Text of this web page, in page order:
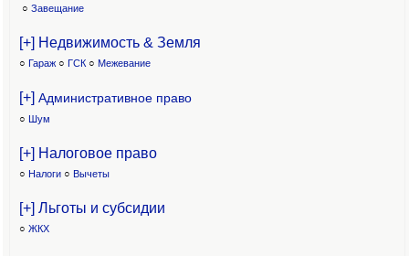
○ Завещание
[+] Недвижимость & Земля
○ Гараж ○ ГСК ○ Межевание
[+] Административное право
○ Шум
[+] Налоговое право
○ Налоги ○ Вычеты
[+] Льготы и субсидии
○ ЖКХ